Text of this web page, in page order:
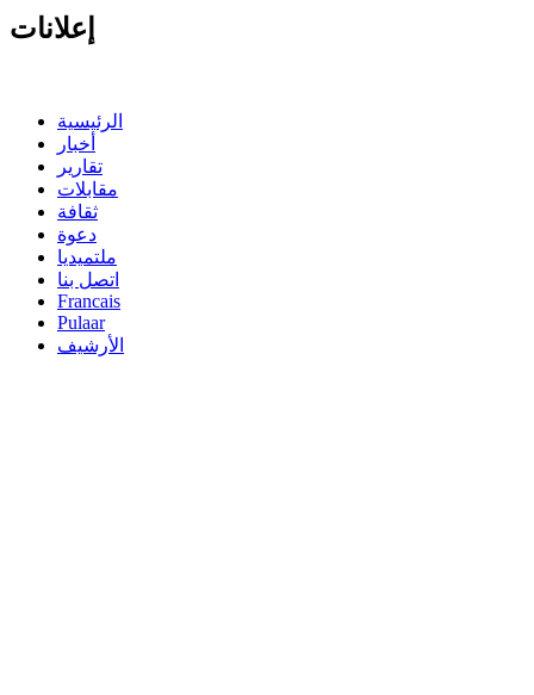
إعلانات
الرئيسية
أخبار
تقارير
مقابلات
ثقافة
دعوة
ملتميديا
اتصل بنا
Francais
Pulaar
الأرشيف